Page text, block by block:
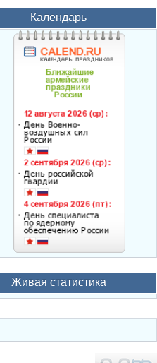
Календарь
Живая статистика